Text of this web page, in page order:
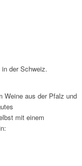
der Schweiz.
Weine aus der Pfalz und
mit einem